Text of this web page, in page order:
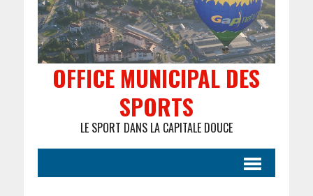
OFFICE MUNICIPAL DES
SPORTS
LE SPORT DANS LA CAPITALE DOUCE